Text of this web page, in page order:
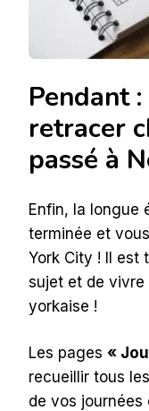
Pendant
retracer
passé à
Enfin, la longue
terminée et
York City ! Il est
sujet et de vivre
yorkaise !
Les pages «
recueillir tous
de vos journées